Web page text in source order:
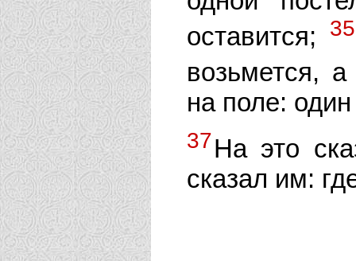
оставится;
35
возьмется,
на поле:
37На это
сказал им: